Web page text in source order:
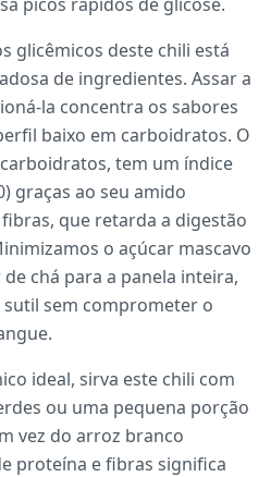
glicêmicos deste chili está
de ingredientes. Assar a
la concentra os sabores
baixo em carboidratos. O
tem um índice
graças ao seu amido
que retarda a digestão
o açúcar mascavo
chá para a panela inteira,
sem comprometer o
ideal, sirva este chili com
ou uma pequena porção
vez do arroz branco
proteína e fibras significa